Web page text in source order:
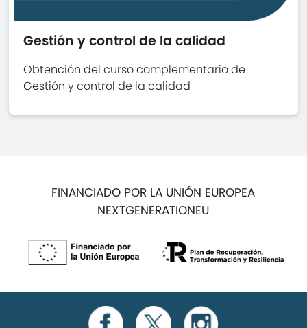
Gestión y control de la calidad
Obtención del curso complementario de
Gestión y control de la calidad
FINANCIADO POR LA UNIÓN EUROPEA
NEXTGENERATIONEU